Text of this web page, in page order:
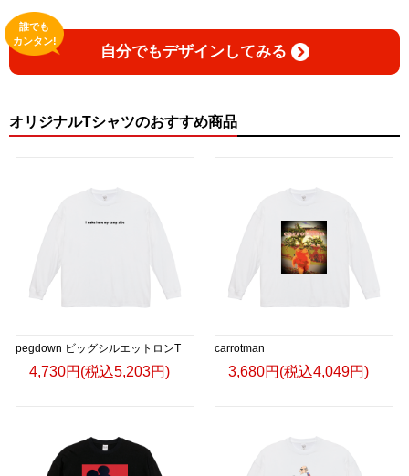
自分でもデザインしてみる
誰でも
カンタン!
オリジナルTシャツのおすすめ商品
pegdown ビッグシルエットロンT
4,730円(税込5,203円)
carrotman
3,680円(税込4,049円)